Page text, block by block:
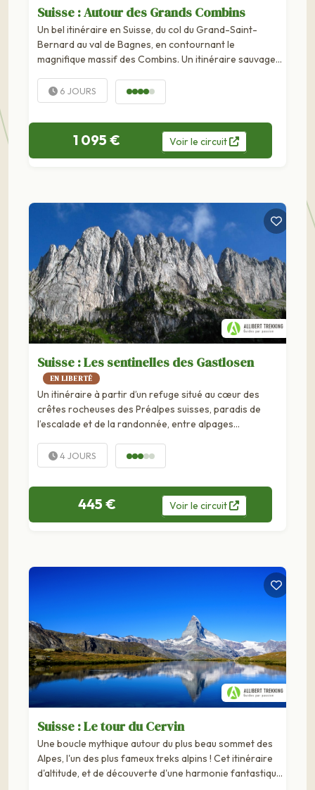
Suisse : Autour des Grands Combins
Un bel itinéraire en Suisse, du col du Grand-Saint-
Bernard au val de Bagnes, en contournant le
magnifique massif des Combins. Un itinéraire sauvage
découvrir les paysages remarquables de ce massif
frontière entre la Suisse...
6 JOURS
1 095 € Voirle circuit
Suisse : Les sentinelles des Gastlosen
EN LIBERTÉ
Un itinéraire à partir d’un refuge situé au cœur des
crêtes rocheuses des Préalpes suisses, paradis de
l’escalade et de la randonnée, entre alpages
4 JOURS
445 € Voirle circuit
Suisse : Le tour du Cervin
Une boucle mythique autour du plus beau sommet des
Alpes, l'un des plus fameux treks alpins ! Cet itinéraire
d'altitude, et de découverte d'une harmonie fantastique